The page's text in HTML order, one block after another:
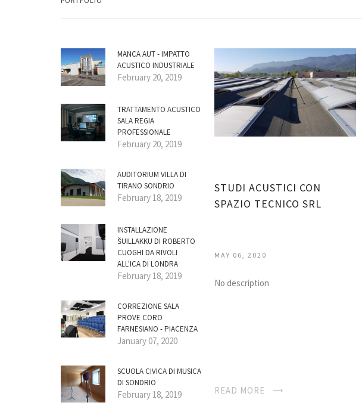
MANCA AUT - IMPATTO
ACUSTICO INDUSTRIALE
February 20, 2019
TRATTAMENTO ACUSTICO
SALA REGIA
PROFESSIONALE
February 20, 2019
AUDITORIUM VILLA DI
TIRANO SONDRIO
February 18, 2019
INSTALLAZIONE
ŠUILLAKKU DI ROBERTO
CUOGHI DA RIVOLI
ALL'ICA DI LONDRA
February 18, 2019
CORREZIONE SALA
PROVE CORO
FARNESIANO - PIACENZA
January 07, 2020
SCUOLA CIVICA DI MUSICA
DI SONDRIO
February 18, 2019
STUDI ACUSTICI CON
SPAZIO TECNICO SRL
MAY 06, 2020
No description
READ MORE